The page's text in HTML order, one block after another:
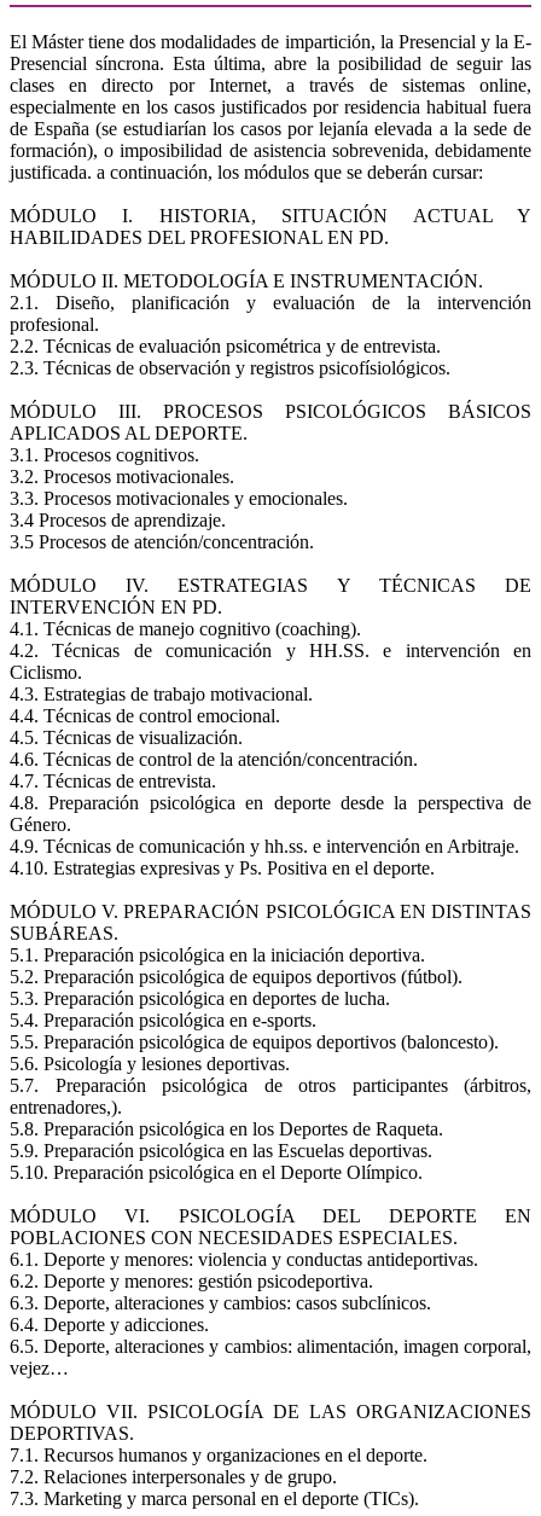
El Máster tiene dos modalidades de impartición, la Presencial y la E-
Presencial síncrona. Esta última, abre la posibilidad de seguir las
clases en directo por Internet, a través de sistemas online,
especialmente en los casos justificados por residencia habitual fuera
de España (se estudiarían los casos por lejanía elevada a la sede de
formación), o imposibilidad de asistencia sobrevenida, debidamente
justificada. a continuación, los módulos que se deberán cursar:
MÓDULO I. HISTORIA, SITUACIÓN ACTUAL Y
HABILIDADES DEL PROFESIONAL EN PD.
MÓDULO II. METODOLOGÍA E INSTRUMENTACIÓN.
2.1. Diseño, planificación y evaluación de la intervención
profesional.
2.2. Técnicas de evaluación psicométrica y de entrevista.
2.3. Técnicas de observación y registros psicofísiológicos.
MÓDULO III. PROCESOS PSICOLÓGICOS BÁSICOS
APLICADOS AL DEPORTE.
3.1. Procesos cognitivos.
3.2. Procesos motivacionales.
3.3. Procesos motivacionales y emocionales.
3.4 Procesos de aprendizaje.
3.5 Procesos de atención/concentración.
MÓDULO IV. ESTRATEGIAS Y TÉCNICAS DE
INTERVENCIÓN EN PD.
4.1. Técnicas de manejo cognitivo (coaching).
4.2. Técnicas de comunicación y HH.SS. e intervención en
Ciclismo.
4.3. Estrategias de trabajo motivacional.
4.4. Técnicas de control emocional.
4.5. Técnicas de visualización.
4.6. Técnicas de control de la atención/concentración.
4.7. Técnicas de entrevista.
4.8. Preparación psicológica en deporte desde la perspectiva de
Género.
4.9. Técnicas de comunicación y hh.ss. e intervención en Arbitraje.
4.10. Estrategias expresivas y Ps. Positiva en el deporte.
MÓDULO V. PREPARACIÓN PSICOLÓGICA EN DISTINTAS
SUBÁREAS.
5.1. Preparación psicológica en la iniciación deportiva.
5.2. Preparación psicológica de equipos deportivos (fútbol).
5.3. Preparación psicológica en deportes de lucha.
5.4. Preparación psicológica en e-sports.
5.5. Preparación psicológica de equipos deportivos (baloncesto).
5.6. Psicología y lesiones deportivas.
5.7. Preparación psicológica de otros participantes (árbitros,
entrenadores,).
5.8. Preparación psicológica en los Deportes de Raqueta.
5.9. Preparación psicológica en las Escuelas deportivas.
5.10. Preparación psicológica en el Deporte Olímpico.
MÓDULO VI. PSICOLOGÍA DEL DEPORTE EN
POBLACIONES CON NECESIDADES ESPECIALES.
6.1. Deporte y menores: violencia y conductas antideportivas.
6.2. Deporte y menores: gestión psicodeportiva.
6.3. Deporte, alteraciones y cambios: casos subclínicos.
6.4. Deporte y adicciones.
6.5. Deporte, alteraciones y cambios: alimentación, imagen corporal,
vejez…
MÓDULO VII. PSICOLOGÍA DE LAS ORGANIZACIONES
DEPORTIVAS.
7.1. Recursos humanos y organizaciones en el deporte.
7.2. Relaciones interpersonales y de grupo.
7.3. Marketing y marca personal en el deporte (TICs).